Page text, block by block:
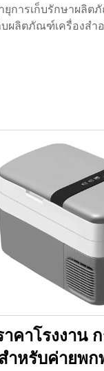
การเก็บรักษาผลิ
บผลิตภัณฑ์เครื่องส
าคาโรงงาน
าหรับค่ายพก